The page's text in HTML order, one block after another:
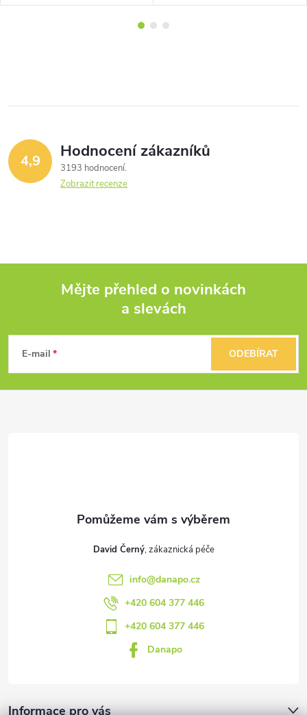
4,9 Hodnocení zákazníků
3193 hodnocení
Zobrazit recenze
p
Mějte přehled o novinkách
a slevách
E-mail ODEBÍRAT
David Černý
info@danapo.cz
+420 604 377 446
+420 604 377 446
Danapo
Informace pro vás